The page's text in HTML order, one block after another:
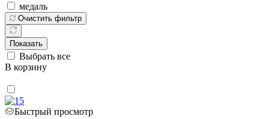
медаль
Очистить фильтр
Показать
Выбрать все
В корзину
Быстрый просмотр